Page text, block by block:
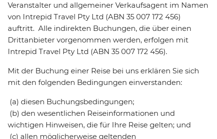
Veranstalter und allgemeiner Verkaufsagent im Namen
von Intrepid Travel Pty Ltd (ABN 35 007 172 456)
auftritt. Alle indirekten Buchungen, die über einen
Drittanbieter vorgenommen werden, erfolgen mit
Intrepid Travel Pty Ltd (ABN 35 007 172 456).
Mit der Buchung einer Reise bei uns erklären Sie sich
mit den folgenden Bedingungen einverstanden:
(a) diesen Buchungsbedingungen;
(b) den wesentlichen Reiseinformationen und
wichtigen Hinweisen, die für Ihre Reise gelten; und
(c) allen möglicherweise geltenden